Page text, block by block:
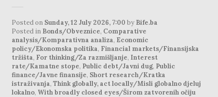
Posted on Sunday, 12 July 2026, 7:00 by Bife.ba
Posted in Bonds/Obveznice, Comparative
analysis/Komparativna analiza, Economic
policy/Ekonomska politika, Financial markets/Finansijska
tržišta, For thinking/Za razmišljanje, Interest
rate/Kamatne stope, Public debt/Javni dug, Public
finance/Javne finansije, Short research/Kratka
istraživanja, Think globally, act locally/Misli globalno djeluj
lokalno, With broadly closed eyes/Širom zatvorenih očiju